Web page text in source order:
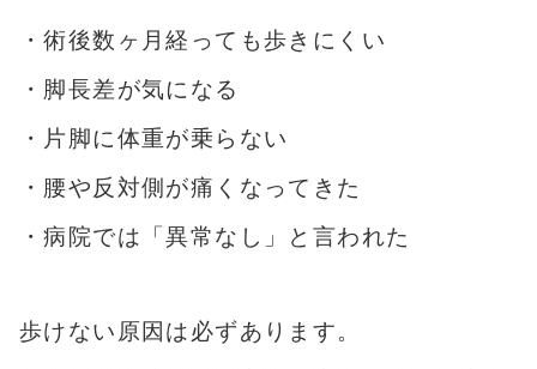
・術後数ヶ月経っても歩きにくい
・脚長差が気になる
・片脚に体重が乗らない
・腰や反対側が痛くなってきた
・病院では「異常なし」と言われた
歩けない原因は必ずあります。